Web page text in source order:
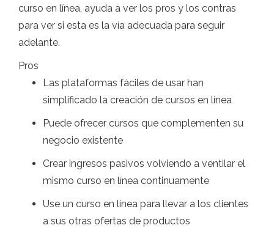
curso en línea, ayuda a ver los pros y los contras
para ver si esta es la vía adecuada para seguir
adelante.
Pros
Las plataformas fáciles de usar han
simplificado la creación de cursos en línea
Puede ofrecer cursos que complementen su
negocio existente
Crear ingresos pasivos volviendo a ventilar el
mismo curso en línea continuamente
Use un curso en línea para llevar a los clientes
a sus otras ofertas de productos